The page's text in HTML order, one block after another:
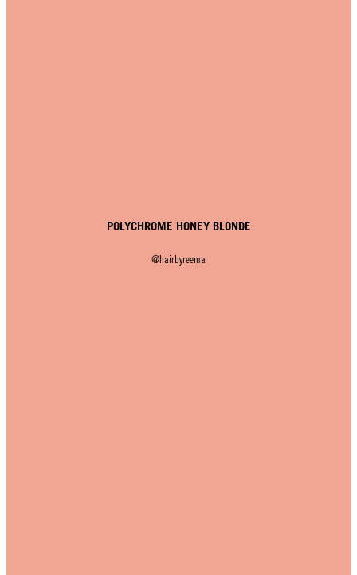
POLYCHROME HONEY BLONDE
@hairbyreema